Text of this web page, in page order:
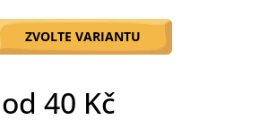
ZVOLTE VARIANTU
od 40 Kč